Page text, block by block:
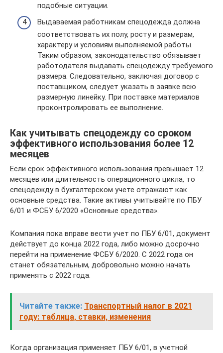
подобные ситуации.
Выдаваемая работникам спецодежда должна
соответствовать их полу, росту и размерам,
характеру и условиям выполняемой работы.
Таким образом, законодательство обязывает
работодателя выдавать спецодежду требуемого
размера. Следовательно, заключая договор с
поставщиком, следует указать в заявке всю
размерную линейку. При поставке материалов
проконтролировать ее выполнение.
Как учитывать спецодежду со сроком
эффективного использования более 12
месяцев
Если срок эффективного использования превышает 12
месяцев или длительность операционного цикла, то
спецодежду в бухгалтерском учете отражают как
основные средства. Такие активы учитывайте по ПБУ
6/01 и ФСБУ 6/2020 «Основные средства».
Компания пока вправе вести учет по ПБУ 6/01, документ
действует до конца 2022 года, либо можно досрочно
перейти на применение ФСБУ 6/2020. С 2022 года он
станет обязательным, добровольно можно начать
применять с 2022 года.
Читайте также: Транспортный налог в 2021
году: таблица, ставки, изменения
Когда организация применяет ПБУ 6/01, в учетной